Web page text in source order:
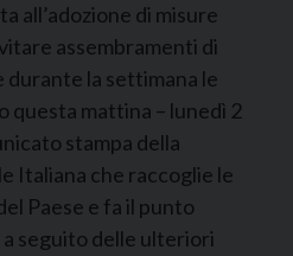
all’adozione di misure
assembramenti di
durante la settimana le
questa mattina – lunedì 2
stampa della
Italiana che raccoglie le
Paese e fa il punto
seguito delle ulteriori